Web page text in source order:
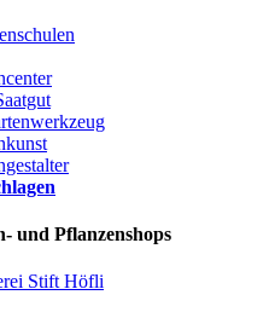
und Pflanzenshops